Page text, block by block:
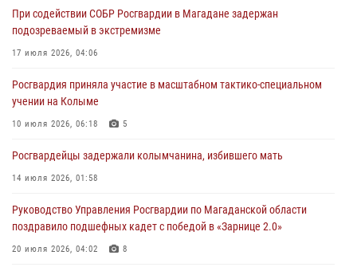
Начальник Главного штаба – первый заместитель директора
Росгвардии Герой России генерал-полковник Сергей Бойко
15 июля 2026, 06:21
Кинологический тандем из Магадана завоевал бронзу на
15 июля 2026, 04:34
При содействии СОБР Росгвардии в Магадане задержан
подозреваемый в экстремизме
17 июля 2026, 04:06
Росгвардия приняла участие в масштабном тактико-специальном
учении на Колыме
10 июля 2026, 06:18 5
Росгвардейцы задержали колымчанина, избившего мать
14 июля 2026, 01:58
Руководство Управления Росгвардии по Магаданской области
поздравило подшефных кадет с победой в «Зарнице 2.0»
20 июля 2026, 04:02 8